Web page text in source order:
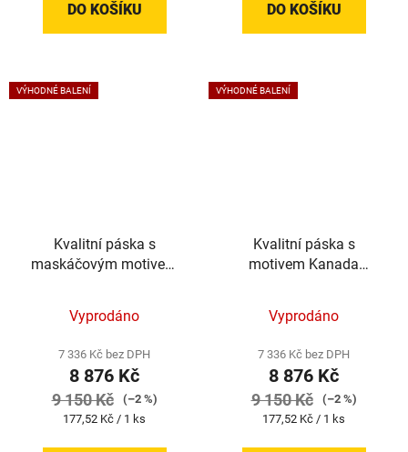
DO KOŠÍKU DO KOŠÍKU
VÝHODNÉ BALENÍ
Kvalitní páska s
maskáčovým motivem
Vyprodáno
7 336 Kč bez DPH
8 876 Kč
9 150 Kč
(–2 %)
Měrná
177,52 Kč / 1 ks
VÝHODNÉ BALENÍ
Kvalitní páska s
motivem Kanada
Vyprodáno
7 336 Kč bez DPH
8 876 Kč
9 150 Kč
(–2 %)
Měrná
177,52 Kč / 1 ks